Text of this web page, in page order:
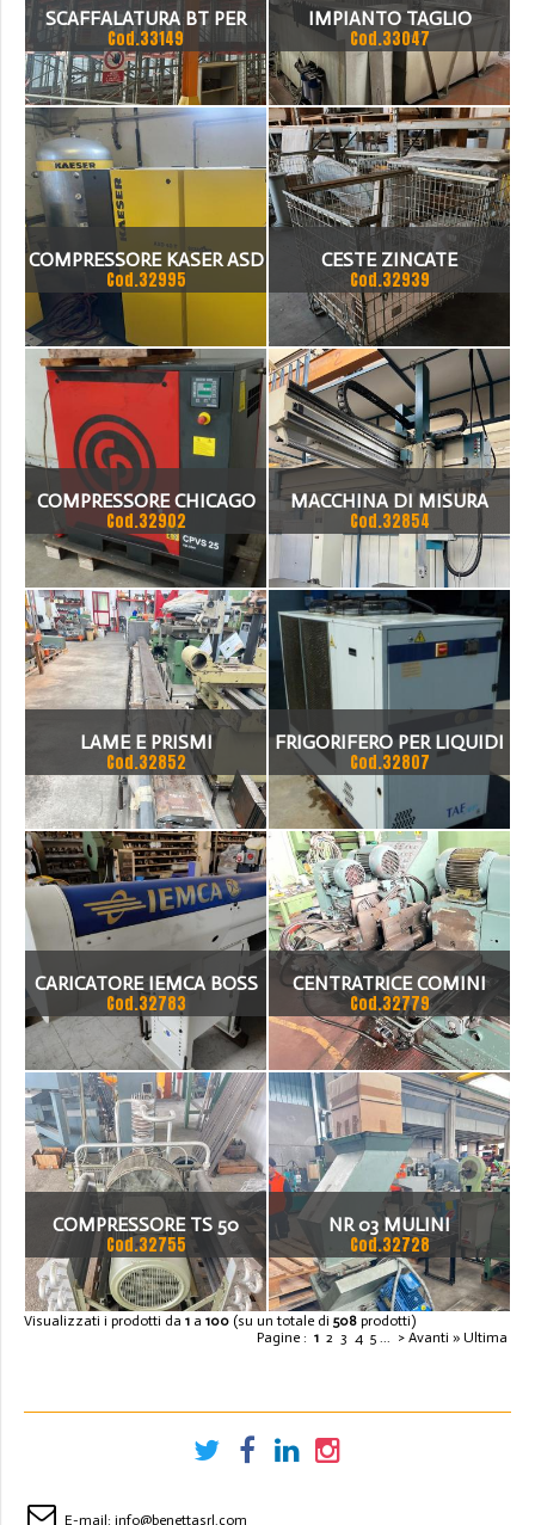
SCAFFALATURA BT PER
RADIOSHUTTLE
Cod.33149
IMPIANTO TAGLIO
D'ACQUA 4000X2000
Cod.33047
COMPRESSORE KASER ASD
40 T SFC
Cod.32995
CESTE ZINCATE
PIEGHEVOLI DA MM
1200X800.
Cod.32939
COMPRESSORE CHICAGO
PNEUMATIC CPVS 25
PORTATA VARIABILE
Cod.32902
MACCHINA DI MISURA
COORD TR25 S
Cod.32854
LAME E PRISMI
Cod.32852
FRIGORIFERO PER LIQUIDI
CHILLER MTA
Cod.32807
CARICATORE IEMCA BOSS
332 E 32 L
Cod.32783
CENTRATRICE COMINI
Cod.32779
COMPRESSORE TS 50
Cod.32755
NR 03 MULINI
Cod.32728
Visualizzati i prodotti da 1 a 100 (su un totale di 508 prodotti)
Pagine : 1 2 3 4 5 ... > Avanti » Ultima
E-mail: info@benettasrl.com